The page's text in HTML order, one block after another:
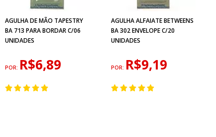
AGULHA DE MÃO TAPESTRY
BA 713 PARA BORDAR C/06
UNIDADES
POR: R$6,89
AGULHA ALFAIATE BETWEENS
BA 302 ENVELOPE C/20
UNIDADES
POR: R$9,19